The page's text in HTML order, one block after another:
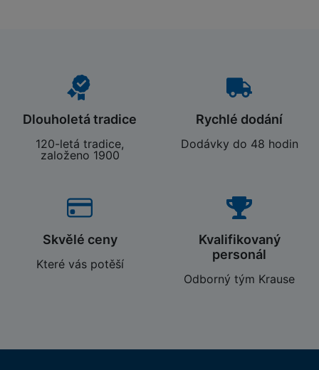
Dlouholetá tradice
120-letá tradice,
založeno 1900
Rychlé dodání
Dodávky do 48 hodin
Skvělé ceny
Které vás potěší
Kvalifikovaný
personál
Odborný tým Krause